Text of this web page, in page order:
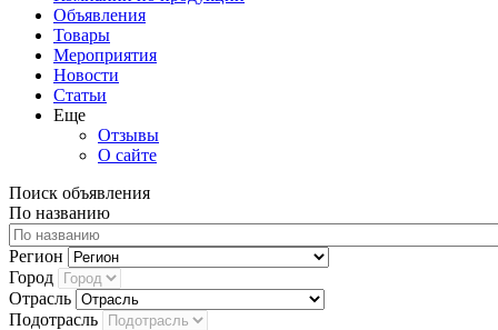
Объявления
Товары
Мероприятия
Новости
Статьи
Еще
Отзывы
О сайте
Поиск объявления
По названию
Регион
Город
Отрасль
Подотрасль